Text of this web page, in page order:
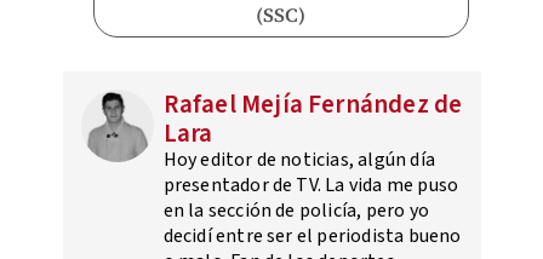
(SSC)
Rafael Mejía Fernández de
Lara
Hoy editor de noticias, algún día
presentador de TV. La vida me puso
en la sección de policía, pero yo
decidí entre ser el periodista bueno